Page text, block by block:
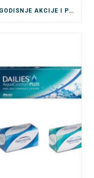
VELEPRODAJA OKVIRA – NOVOGODISNJE AKCIJE I POPUSTI